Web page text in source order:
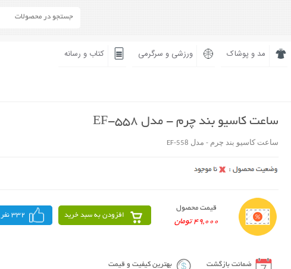
مد و پوشاک ورزشی و سرگرمی کتاب و رسانه
ساعت کاسیو بند چرم - مدل EF-558
ساعت کاسیو بند چرم - مدل EF-558
قیمت محصول
49,000 تومان
افزودن به سبد خرید 332 نفر
ضمانت بازگشت بهترین کیفیت و قیمت